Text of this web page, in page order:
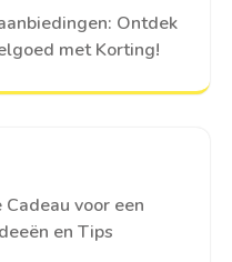
Ontdek
met Korting!
voor een
en Tips